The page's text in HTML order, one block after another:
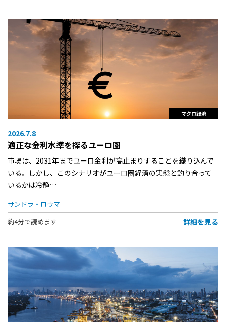
マクロ経済
2026.7.8
適正な金利水準を探るユーロ圏
市場は、2031年までユーロ金利が高止まりすることを織り込んで
いる。しかし、このシナリオがユーロ圏経済の実態と釣り合って
いるかは冷静…
サンドラ・ロウマ
約4分で読めます
詳細を見る